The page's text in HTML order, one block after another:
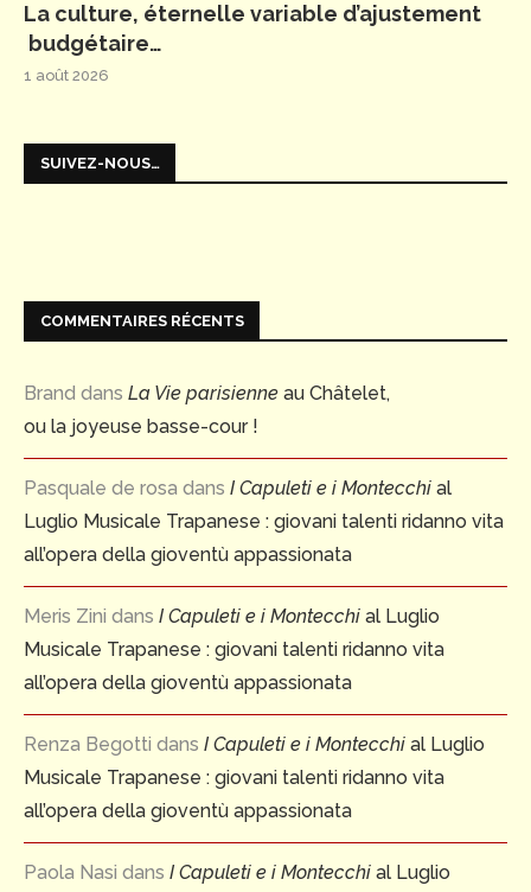
La culture, éternelle variable d’ajustement
budgétaire…
1 août 2026
SUIVEZ-NOUS…
COMMENTAIRES RÉCENTS
Brand dans La Vie parisienne au Châtelet,
ou la joyeuse basse-cour !
Pasquale de rosa dans I Capuleti e i Montecchi al
Luglio Musicale Trapanese : giovani talenti ridanno vita
all’opera della gioventù appassionata
Meris Zini dans I Capuleti e i Montecchi al Luglio
Musicale Trapanese : giovani talenti ridanno vita
all’opera della gioventù appassionata
Renza Begotti dans I Capuleti e i Montecchi al Luglio
Musicale Trapanese : giovani talenti ridanno vita
all’opera della gioventù appassionata
Paola Nasi dans I Capuleti e i Montecchi al Luglio